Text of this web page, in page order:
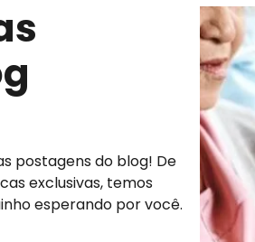
postagens do blog! De
exclusivas, temos
esperando por você.